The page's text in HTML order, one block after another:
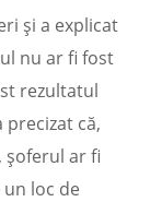
și a explicat
nu ar fi fost
rezultatul
că,
șoferul ar fi
loc de